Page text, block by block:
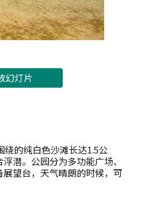
幻灯片
的纯白色沙滩长达1.5公
潜。公园分为多功能广场、
望台，天气晴朗的时候，可